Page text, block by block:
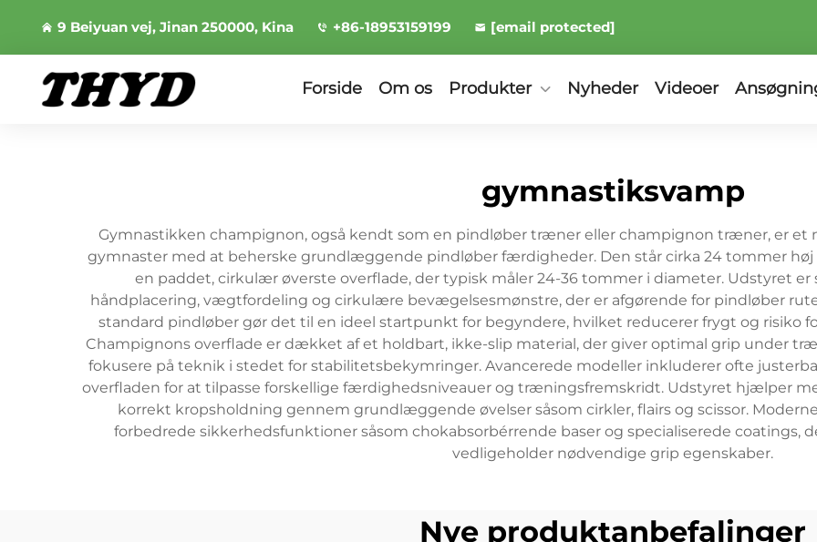
9 Beiyuan vej, Jinan 250000, Kina +86-18953159199 [email protected]
Forside Om os Produkter Nyheder Videoer
gymnastiksvamp
Gymnastikken champignon, også kendt som en pindløber træner eller champignon træner, er
gymnaster med at beherske grundlæggende pindløber færdigheder. Den står cirka 24 tommer
en paddet, cirkulær øverste overflade, der typisk måler 24-36 tommer i diameter. Udstyret
håndplacering, vægtfordeling og cirkulære bevægelsesmønstre, der er afgørende for pindløber
standard pindløber gør det til en ideel startpunkt for begyndere, hvilket reducerer frygt og risiko
Champignons overflade er dækket af et holdbart, ikke-slip material, der giver optimal grip under
fokusere på teknik i stedet for stabilitetsbekymringer. Avancerede modeller inkluderer ofte
overfladen for at tilpasse forskellige færdighedsniveauer og træningsfremskridt. Udstyret hjælper
korrekt kropsholdning gennem grundlæggende øvelser såsom cirkler, flairs og scissor.
forbedrede sikkerhedsfunktioner såsom chokabsorbérrende baser og specialiserede
vedligeholder nødvendige grip egenskaber.
Nye produktanbefalinger